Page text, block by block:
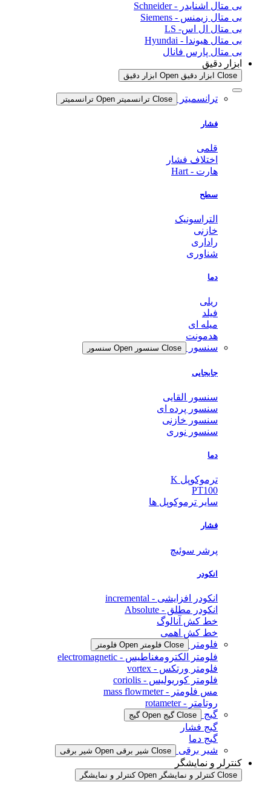
بی متال اشنایدر - Schneider
بی متال زیمنس - Siemens
بی متال ال اس- LS
بی متال هیوندا - Hyundai
بی متال پارس فانال
ابزار دقیق
Close ابزار دقیق Open ابزار دقیق
ترانسمیتر Close ترانسمیتر Open ترانسمیتر
فشار
قلمی
اختلاف فشار
هارت - Hart
سطح
التراسونیک
خازنی
راداری
شناوری
دما
ریلی
فیلد
میله ای
هدمونت
سنسور
Close سنسور Open سنسور
جابجایی
سنسور القایی
سنسور پرده ای
سنسور خازنی
سنسور نوری
دما
ترموکوپل K
PT100
سایر ترموکوپل ها
فشار
پرشر سوئیچ
انکودر
انکودر افزایشی - incremental
انکودر مطلق - Absolute
خط کش آنالوگ
خط کش اهمی
فلومتر
Close فلومتر Open فلومتر
فلومتر الکترومغناطیس - electromagnetic
فلومتر ورتکس - vortex
فلومتر کوریولیس - coriolis
مس فلومتر - mass flowmeter
روتامتر - rotameter
گیج
Close گیج Open گیج
گیج فشار
گیج دما
شیر برقی
Close شیر برقی Open شیر برقی
کنترلر و نمایشگر
Close کنترلر و نمایشگر Open کنترلر و نمایشگر